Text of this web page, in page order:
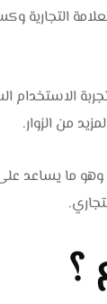
التجارية
من الزوار.
ما يساعد
؟